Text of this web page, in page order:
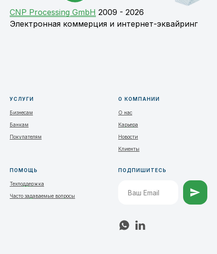
СNP Processing GmbH 2009 - 2026
Электронная коммерция и интернет-эквайринг
УСЛУГИ
Бизнесам
Банкам
Покупателям
О КОМПАНИИ
О нас
Карьера
Новости
Клиенты
ПОМОЩЬ
Техподдержка
Часто задаваемые вопросы
ПОДПИШИТЕСЬ